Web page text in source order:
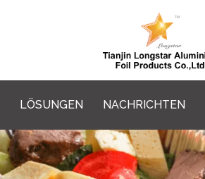
LÖSUNGEN NACHRICHTEN